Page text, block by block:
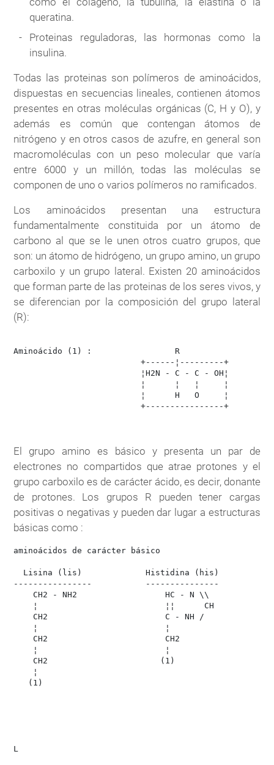
queratina.
Proteinas reguladoras, las hormonas como la
insulina.
Todas las proteinas son polímeros de aminoácidos,
dispuestas en secuencias lineales, contienen átomos
presentes en otras moléculas orgánicas (C, H y O), y
además es común que contengan átomos de
nitrógeno y en otros casos de azufre, en general son
macromoléculas con un peso molecular que varía
entre 6000 y un millón, todas las moléculas se
componen de uno o varios polímeros no ramificados.
Los aminoácidos presentan una estructura
fundamentalmente constituida por un átomo de
carbono al que se le unen otros cuatro grupos, que
son: un átomo de hidrógeno, un grupo amino, un grupo
carboxilo y un grupo lateral. Existen 20 aminoácidos
que forman parte de las proteinas de los seres vivos, y
se diferencian por la composición del grupo lateral
(R):
Aminoácido (1) :                 R
                          +------¦---------+
                          ¦H2N - C - C - OH¦
                          ¦      ¦   ¦     ¦
                          ¦      H   O     ¦
                          +----------------+
El grupo amino es básico y presenta un par de
electrones no compartidos que atrae protones y el
grupo carboxilo es de carácter ácido, es decir, donante
de protones. Los grupos R pueden tener cargas
positivas o negativas y pueden dar lugar a estructuras
básicas como :
aminoácidos de carácter básico
Lisina (lis)             Histidina (his)
----------------           ---------------
CH2 - NH2                  HC - N \\
¦                          ¦¦      CH
CH2                        C - NH /
¦                          ¦
CH2                        CH2
¦                          ¦
CH2                       (1)
¦
(1)